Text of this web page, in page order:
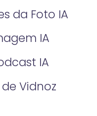
da Foto IA​
IA
IA
Vidnoz